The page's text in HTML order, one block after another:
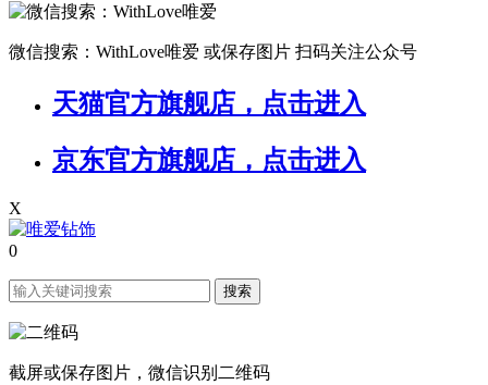
微信搜索：WithLove唯爱 或保存图片 扫码关注公众号
天猫官方旗舰店，点击进入
京东官方旗舰店，点击进入
X
0
搜索
截屏或保存图片，微信识别二维码